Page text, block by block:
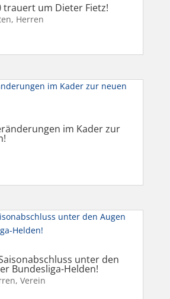
trauert um Dieter Fietz!
, Herren
im Kader zur
unter den
Bundesliga-Helden!
, Verein